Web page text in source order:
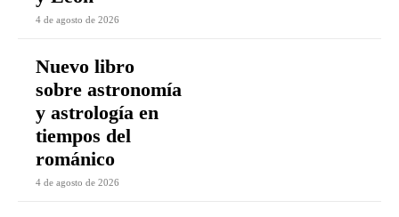
4 de agosto de 2026
Nuevo libro
sobre astronomía
y astrología en
tiempos del
románico
4 de agosto de 2026